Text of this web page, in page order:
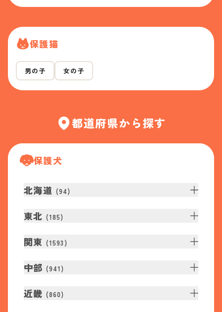
保護猫
男の子 女の子
都道府県から探す
保護犬
北海道 (94)
東北 (185)
関東 (1593 )
中部 (941 )
近畿 (860)